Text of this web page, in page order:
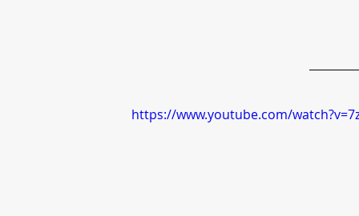
https://www.youtube.com/